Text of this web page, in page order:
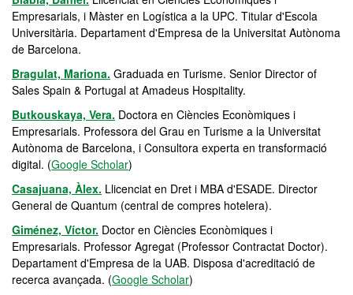
Empresarials, i Màster en Logística a la UPC. Titular d'Escola
Universitària. Departament d'Empresa de la Universitat Autònoma
de Barcelona.
Bragulat, Mariona. Graduada en Turisme. Senior Director of
Sales Spain & Portugal at Amadeus Hospitality.
Butkouskaya, Vera. Doctora en Ciències Econòmiques i
Empresarials. Professora del Grau en Turisme a la Universitat
Autònoma de Barcelona, i Consultora experta en transformació
digital. (Google Scholar)
Casajuana, Àlex. Llicenciat en Dret i MBA d'ESADE. Director
General de Quantum (central de compres hotelera).
Giménez, Víctor. Doctor en Ciències Econòmiques i
Empresarials. Professor Agregat (Professor Contractat Doctor).
Departament d'Empresa de la UAB. Disposa d'acreditació de
recerca avançada. (Google Scholar)